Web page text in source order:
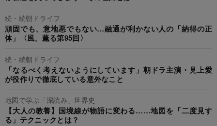
続・続朝ドライフ
頑固でも、意地悪でもない…融通が利かない人の「納得の正
体」〈風、薫る第95回〉
続・続朝ドライフ
「なるべく考えないようにしています」朝ドラ主演・見上愛
が役作りで徹底している意外なこと
地図で学ぶ「深読み」世界史
【大人の教養】国境線が物語に変わる……地図を「二度見す
る」テクニックとは？